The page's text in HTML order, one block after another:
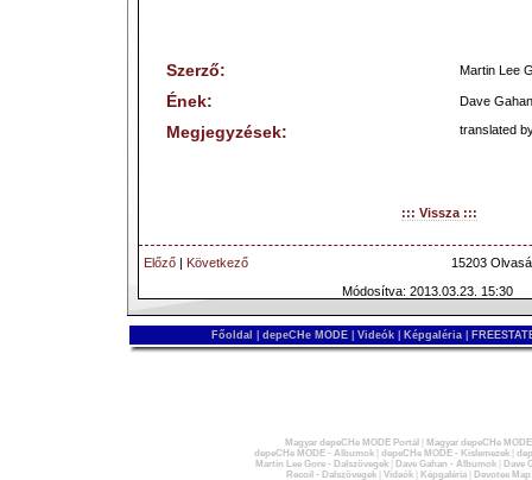
Szerző: Martin Lee
Ének: Dave Gahan
Megjegyzések: translated
::: Vissza :::
Előző | Következő
15203
Módosítva: 2013.03.23. 15:30
Főoldal depeCHe MODE Videók Képgaléria
Magyar depeCHe MODE Portál
Magyar depeCHe
depeCHe MODE - Albumok| depeCHe MODE - Kislemezek|
Martin Lee Gore - Dalszövegek| Dave Gahan - Albumok|
Dave
Recoil - Dalszövegek| Videók| Képgaléria| Devotee Map